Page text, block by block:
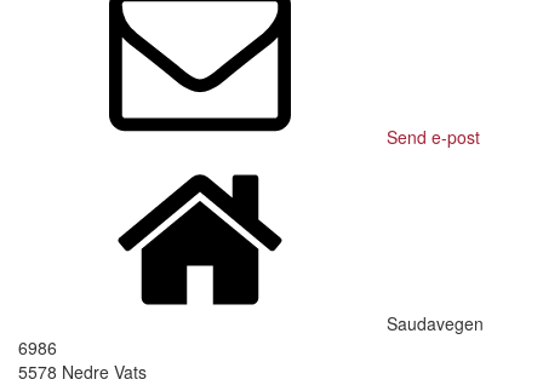
Send e-post
Saudavegen
6986
5578 Nedre Vats